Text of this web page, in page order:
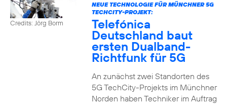
Credits: Jörg Borm
NEUE TECHNOLOGIE FÜR MÜNCHNER 5G
TECHCITY-PROJEKT:
Telefónica
Deutschland baut
ersten Dualband-
Richtfunk für 5G
An zunächst zwei Standorten des
5G TechCity-Projekts im Münchner
Norden haben Techniker im Auftrag